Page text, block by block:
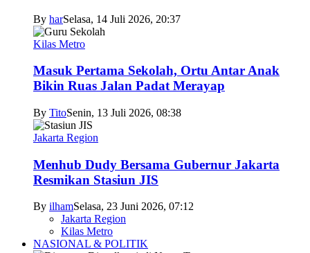
By harSelasa, 14 Juli 2026, 20:37
Kilas Metro
Masuk Pertama Sekolah, Ortu Antar Anak
Bikin Ruas Jalan Padat Merayap
By TitoSenin, 13 Juli 2026, 08:38
Jakarta Region
Menhub Dudy Bersama Gubernur Jakarta
Resmikan Stasiun JIS
By ilhamSelasa, 23 Juni 2026, 07:12
Jakarta Region
Kilas Metro
NASIONAL & POLITIK